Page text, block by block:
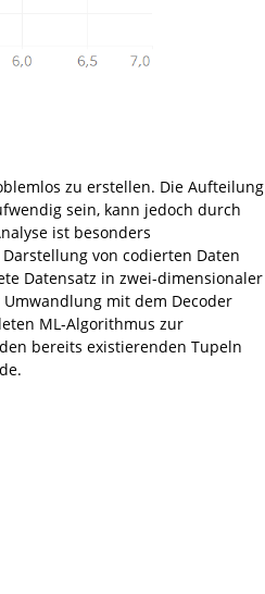
zu erstellen. Die Aufteilung
sein, kann jedoch durch
ist besonders
von codierten Daten
Datensatz in zwei-dimensionaler
mit dem Decoder
ML-Algorithmus zur
bereits existierenden Tupeln